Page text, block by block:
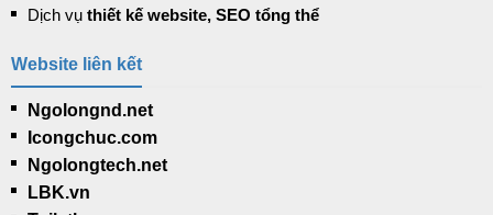
Dịch vụthiết kế website, SEO tổng thể
Website liên kết
Ngolongnd.net
Icongchuc.com
Ngolongtech.net
LBK.vn